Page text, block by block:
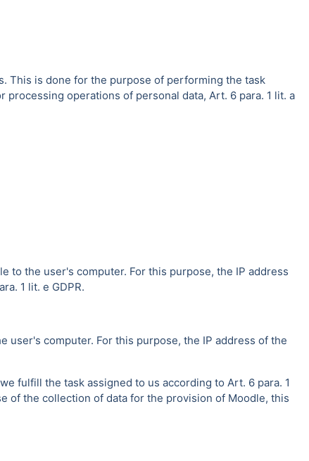
This is done for the purpose of performing the task
operations of personal data, Art. 6 para. 1 lit. a
to the user's computer. For this purpose, the IP address
1 lit. e GDPR.
computer. For this purpose, the IP address of the
fulfill the task assigned to us according to Art. 6 para. 1
of the collection of data for the provision of Moodle, this